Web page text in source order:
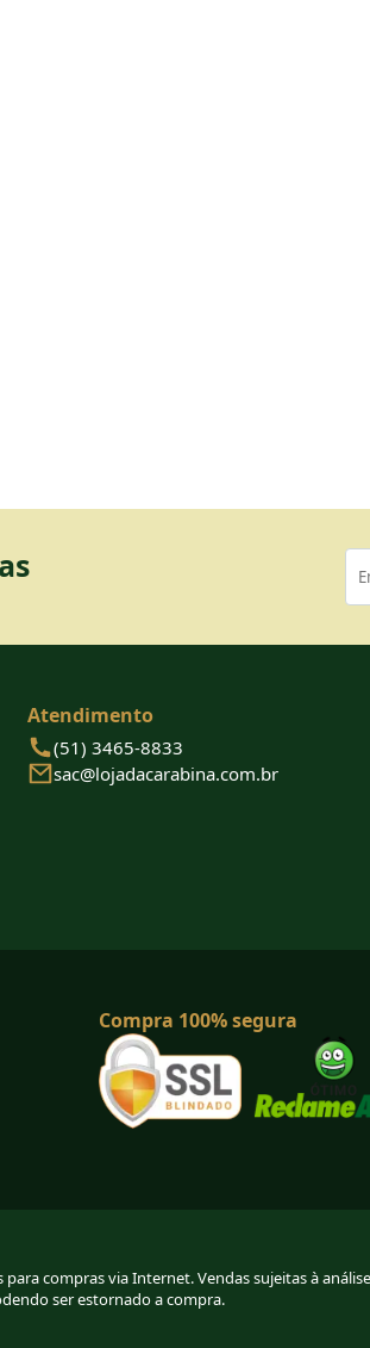
Atendimento
(51) 3465-8833
sac@lojadacarabina.com.br
Compra 100% segura
compras via Internet. Vendas sujeitas à
ser estornado a compra.